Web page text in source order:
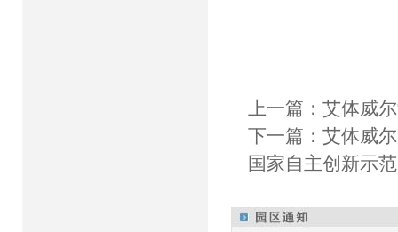
上一篇：艾体威
下一篇：艾体威
国家自主创新示